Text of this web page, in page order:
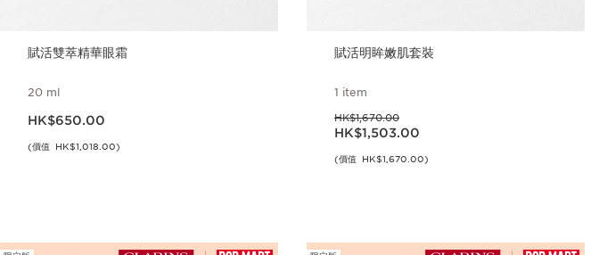
賦活雙萃精華眼霜
20 ml
HK$650.00
(價值 HK$1,018.00)
賦活明眸嫩肌套裝
1 item
過往價格HK$1,670.00
HK$1,670.00
現在價格HK$1,503.00
HK$1,503.00
(價值 HK$1,670.00)